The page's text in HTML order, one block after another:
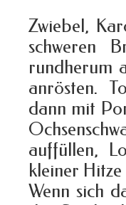
Zwiebel,
schweren
rundherum
anrösten.
dann mit
auffüllen,
kleiner Hitze
Wenn sich